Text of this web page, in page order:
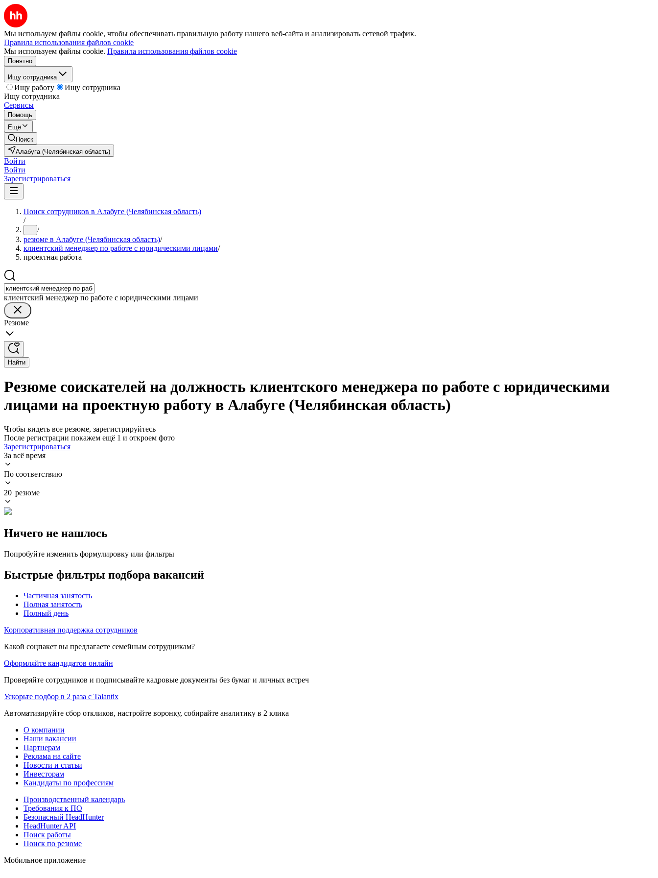
Мы используем файлы cookie, чтобы обеспечивать правильную работу нашего веб-сайта и анализировать сетевой трафик.
Правила использования файлов cookie
Мы используем файлы cookie. Правила использования файлов cookie
Понятно
Ищу сотрудника
Ищу работу
Ищу сотрудника
Ищу сотрудника
Сервисы
Помощь
Ещё
Поиск
Алабуга (Челябинская область)
Войти
Войти
Зарегистрироваться
Поиск сотрудников в Алабуге (Челябинская область)
/
... /
резюме в Алабуге (Челябинская область)/
клиентский менеджер по работе с юридическими лицами/
проектная работа
клиентский менеджер по работе с юридическими лицами
Резюме
Найти
Резюме соискателей на должность клиентского менеджера по работе с юридическими
лицами на проектную работу в Алабуге (Челябинская область)
Чтобы видеть все резюме, зарегистрируйтесь
После регистрации покажем ещё 1 и откроем фото
Зарегистрироваться
За всё время
По соответствию
20 резюме
Ничего не нашлось
Попробуйте изменить формулировку или фильтры
Быстрые фильтры подбора вакансий
Частичная занятость
Полная занятость
Полный день
Корпоративная поддержка сотрудников
Какой соцпакет вы предлагаете семейным сотрудникам?
Оформляйте кандидатов онлайн
Проверяйте сотрудников и подписывайте кадровые документы без бумаг и личных встреч
Ускорьте подбор в 2 раза с Talantix
Автоматизируйте сбор откликов, настройте воронку, собирайте аналитику в 2 клика
О компании
Наши вакансии
Партнерам
Реклама на сайте
Новости и статьи
Инвесторам
Кандидаты по профессиям
Производственный календарь
Требования к ПО
Безопасный HeadHunter
HeadHunter API
Поиск работы
Поиск по резюме
Мобильное приложение